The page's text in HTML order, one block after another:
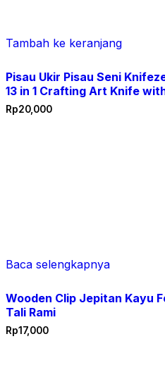
Tambah ke keranjang
Pisau Ukir Pisau Seni
13 in 1 Crafting Art Knife
Rp20,000
Baca selengkapnya
Wooden Clip Jepitan Kayu
Tali Rami
Rp17,000